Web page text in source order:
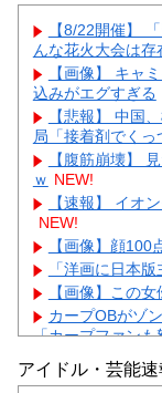
【8/22開催】
んな花火大会は
【画像】 キャ
込みがエグすぎる
【悲報】 中国
局「接着剤でくっ
【腹筋崩壊】
ｗ NEW!
【速報】 イオ
NEW!
【画像】顔100
「洋画に日本
【画像】この
カープOBがゾ
「カープファンも
【画像】顔100
アイドル・芸能速